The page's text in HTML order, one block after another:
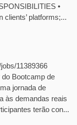
•
platforms;...
11389366
Bootcamp de
jornada de
às demandas reais
terão con...